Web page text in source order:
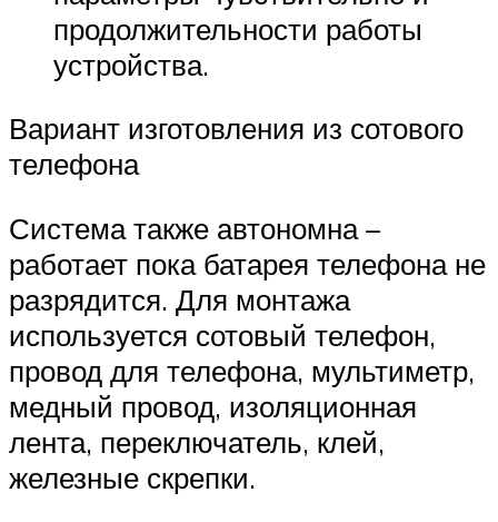
продолжительности работы
устройства.
Вариант изготовления из сотового
телефона
Система также автономна –
работает пока батарея телефона не
разрядится. Для монтажа
используется сотовый телефон,
провод для телефона, мультиметр,
медный провод, изоляционная
лента, переключатель, клей,
железные скрепки.